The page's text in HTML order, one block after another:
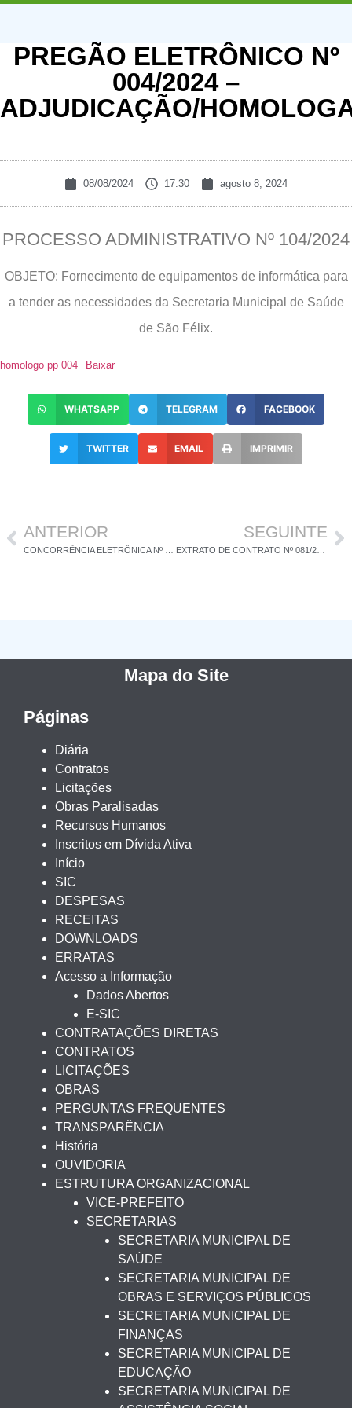
PREGÃO ELETRÔNICO Nº
004/2024 –
ADJUDICAÇÃO/
08/08/2024 17:30 agosto 8, 2024
PROCESSO ADMINISTRATIVO Nº 104/2024
OBJETO: Fornecimento de equipamentos de informática para
a tender as necessidades da Secretaria Municipal de Saúde
de São Félix.
homologo pp 004 Baixar
WHATSAPP TELEGRAM FACEBOOK
TWITTER EMAIL IMPRIMIR
ANTERIOR SEGUINTE
EXTRATO DE CONTRATO Nº 081/2024
Mapa do Site
Páginas
Diária
Contratos
Licitações
Obras Paralisadas
Recursos Humanos
Inscritos em Dívida Ativa
Início
SIC
DESPESAS
RECEITAS
DOWNLOADS
ERRATAS
Acesso a Informação
Dados Abertos
E-SIC
CONTRATAÇÕES DIRETAS
CONTRATOS
LICITAÇÕES
OBRAS
PERGUNTAS FREQUENTES
TRANSPARÊNCIA
História
OUVIDORIA
ESTRUTURA ORGANIZACIONAL
VICE-PREFEITO
SECRETARIAS
SECRETARIA MUNICIPAL DE
SAÚDE
SECRETARIA MUNICIPAL DE
OBRAS E SERVIÇOS PÚBLICOS
SECRETARIA MUNICIPAL DE
FINANÇAS
SECRETARIA MUNICIPAL DE
EDUCAÇÃO
SECRETARIA MUNICIPAL DE